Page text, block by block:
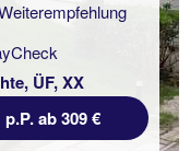
ÜF, XX
p.P. ab 309 €